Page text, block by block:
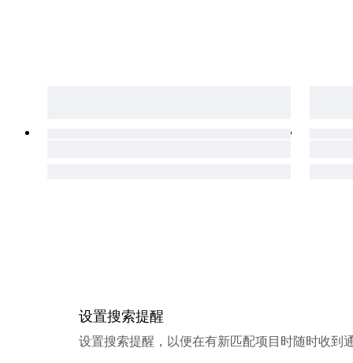
设置搜索提醒
设置搜索提醒，以便在有新匹配项目时随时收到通